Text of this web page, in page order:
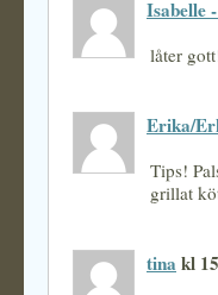
Isabelle
låter
Erika/
Tips!
grillat
tina kl